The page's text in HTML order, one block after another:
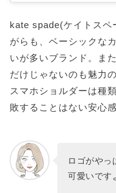
kate spade(ケイトスペ
がらも、ベーシックな
いが多いブランド。ま
だけじゃないのも魅力
スマホショルダーは種
敗することはない安心
ロゴがやっ
可愛いです